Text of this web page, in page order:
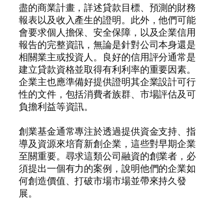
盡的商業計畫，詳述貸款目標、預測的財務
報表以及收入產生的證明。此外，他們可能
會要求個人擔保、安全保障，以及企業信用
報告的完整資訊，無論是針對公司本身還是
相關業主或投資人。良好的信用評分通常是
建立貸款資格並取得有利利率的重要因素。
企業主也應準備好提供證明其企業設計可行
性的文件，包括消費者族群、市場評估及可
負擔利益等資訊。
創業基金通常專注於透過提供資金支持、指
導及資源來培育新創企業，這些對早期企業
至關重要。尋求這類公司融資的創業者，必
須提出一個有力的案例，說明他們的企業如
何創造價值、打破市場市場並帶來持久發
展。